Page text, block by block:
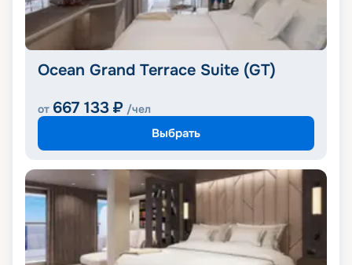
Ocean Grand Terrace Suite (GT)
от 667 133 ₽ /чел
Выбрать